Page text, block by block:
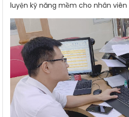
luyện kỹ năng mềm cho nhân